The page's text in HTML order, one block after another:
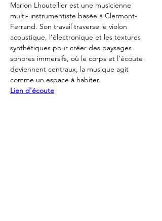
Marion Lhoutellier est une musicienne
multi- instrumentiste basée à Clermont-
Ferrand. Son travail traverse le violon
acoustique, l’électronique et les textures
synthétiques pour créer des paysages
sonores immersifs, où le corps et l’écoute
deviennent centraux, la musique agit
comme un espace à habiter.
Lien d'écoute